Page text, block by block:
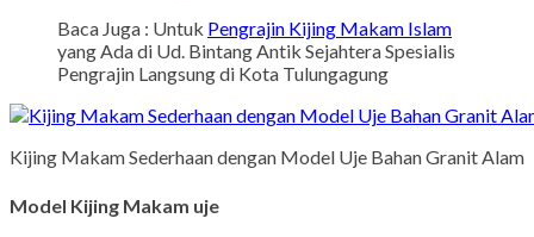
Baca Juga : Untuk Pengrajin Kijing Makam Islam
yang Ada di Ud. Bintang Antik Sejahtera Spesialis
Pengrajin Langsung di Kota Tulungagung
Kijing Makam Sederhaan dengan Model Uje Bahan Granit Alam
Model Kijing Makam uje